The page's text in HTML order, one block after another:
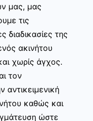
μας, μας
τις
διαδικασίες της
ακινήτου
χωρίς άγχος.
τον
αντικειμενική
καθώς και
ώστε